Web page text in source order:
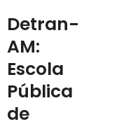
Detran-
AM:
Escola
Pública
de